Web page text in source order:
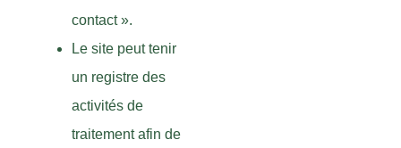
contact ».
Le site peut tenir
un registre des
activités de
traitement afin de